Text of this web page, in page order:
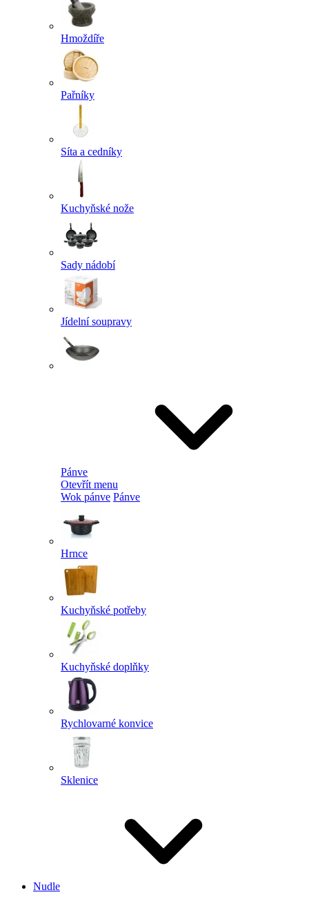
Hmoždíře
Pařníky
Síta a cedníky
Kuchyňské nože
Sady nádobí
Jídelní soupravy
Pánve
Otevřít menu
Wok pánve Pánve
Hrnce
Kuchyňské potřeby
Kuchyňské doplňky
Rychlovarné konvice
Sklenice
Nudle